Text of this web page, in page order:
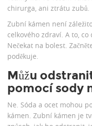
chirurga, ani ztrátu zubů.
Zubní kámen není
celkového zdraví. A to,
Nečekat na bolest.
poděkuje.
Můžu
pomocí sody
Ne. Sóda a ocet mohou
kámen. Zubní kámen je